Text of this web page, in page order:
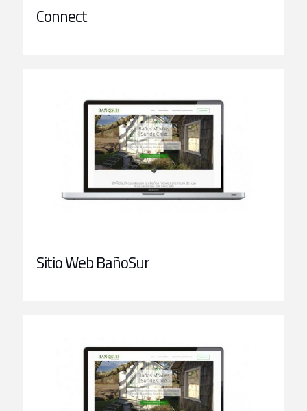
Connect
Sitio Web BañoSur